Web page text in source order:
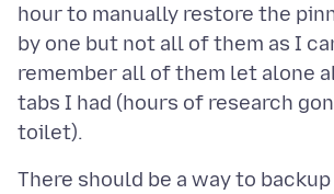
hour to manually restore the
by one but not all of them as I
remember all of them let alone
tabs I had (hours of research
There should be a way to